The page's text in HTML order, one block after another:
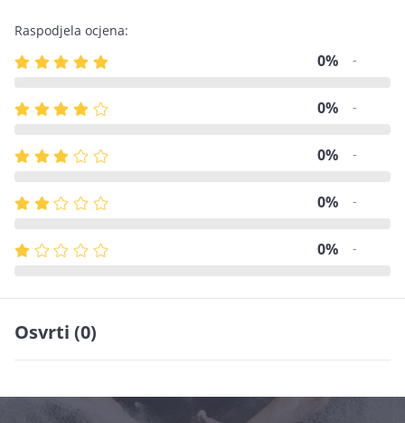
Raspodjela ocjena:
0% -
0% -
0% -
0% -
0% -
Osvrti (0)